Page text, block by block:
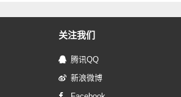
关注我们
腾讯QQ
新浪微博